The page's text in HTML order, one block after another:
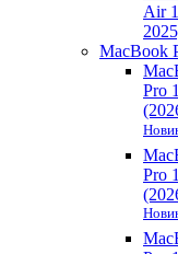
Air
MacBook
Pro
Pro